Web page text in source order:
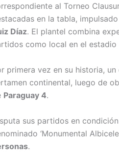
al Torneo
en la tabla,
Díaz. El plantel combina
como local en el estadio
primera vez en su historia,
continental, luego de
Paraguay 4.
sus partidos en
‘Monumental
.